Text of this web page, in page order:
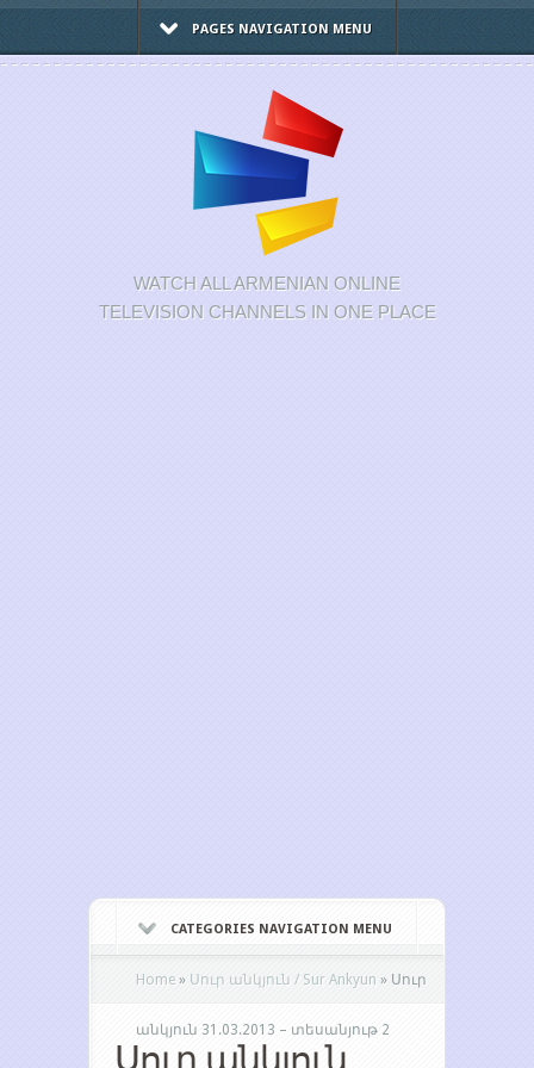
PAGES NAVIGATION MENU
WATCH ALL ARMENIAN ONLINE
TELEVISION CHANNELS IN ONE PLACE
CATEGORIES NAVIGATION MENU
Home » Սուր անկյուն / Sur Ankyun » Սուր
անկյուն 31.03.2013 – տեսանյութ 2
Սուր անկյուն